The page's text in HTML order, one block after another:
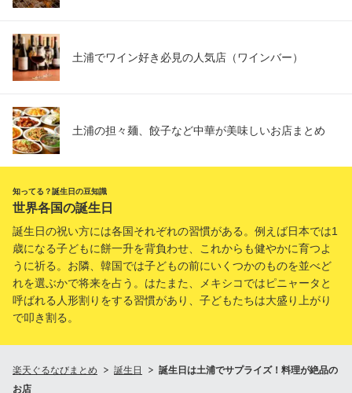
土浦でワイン好き必見の人気店（ワインバー）
土浦の担々麺、餃子など中華が美味しいお店まとめ
知ってる？誕生日の豆知識
世界各国の誕生日
誕生日の祝い方には各国それぞれの習慣がある。例えば日本では1
歳になる子どもに餅一升を背負わせ、これからも健やかに育つよ
うに祈る。お隣、韓国では子どもの前にいくつかのものを並べど
れを選ぶかで将来を占う。はたまた、メキシコではピニャータと
呼ばれる人形割りをする習慣があり、子どもたちは大盛り上がり
で叩き割る。
楽天ぐるなびまとめ 誕生日
誕生日は土浦でサプライズ！料理が絶品の
お店